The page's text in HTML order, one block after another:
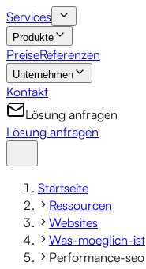
Services
Produkte
PreiseReferenzen
Unternehmen
Kontakt
Lösung anfragen
Lösung anfragen
Startseite
Ressourcen
Websites
Was-moeglich-ist
Performance-seo